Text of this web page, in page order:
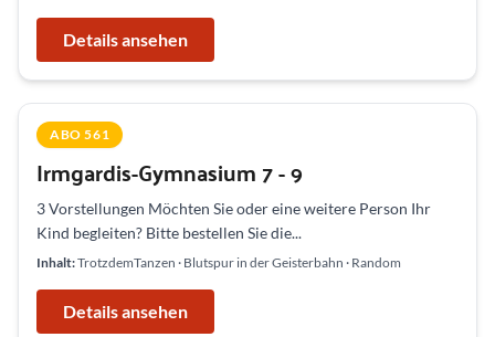
Details ansehen
ABO 561
Irmgardis-Gymnasium 7 - 9
3 Vorstellungen Möchten Sie oder eine weitere Person Ihr
Kind begleiten? Bitte bestellen Sie die...
Inhalt:TrotzdemTanzen · Blutspur in der Geisterbahn · Random
Details ansehen